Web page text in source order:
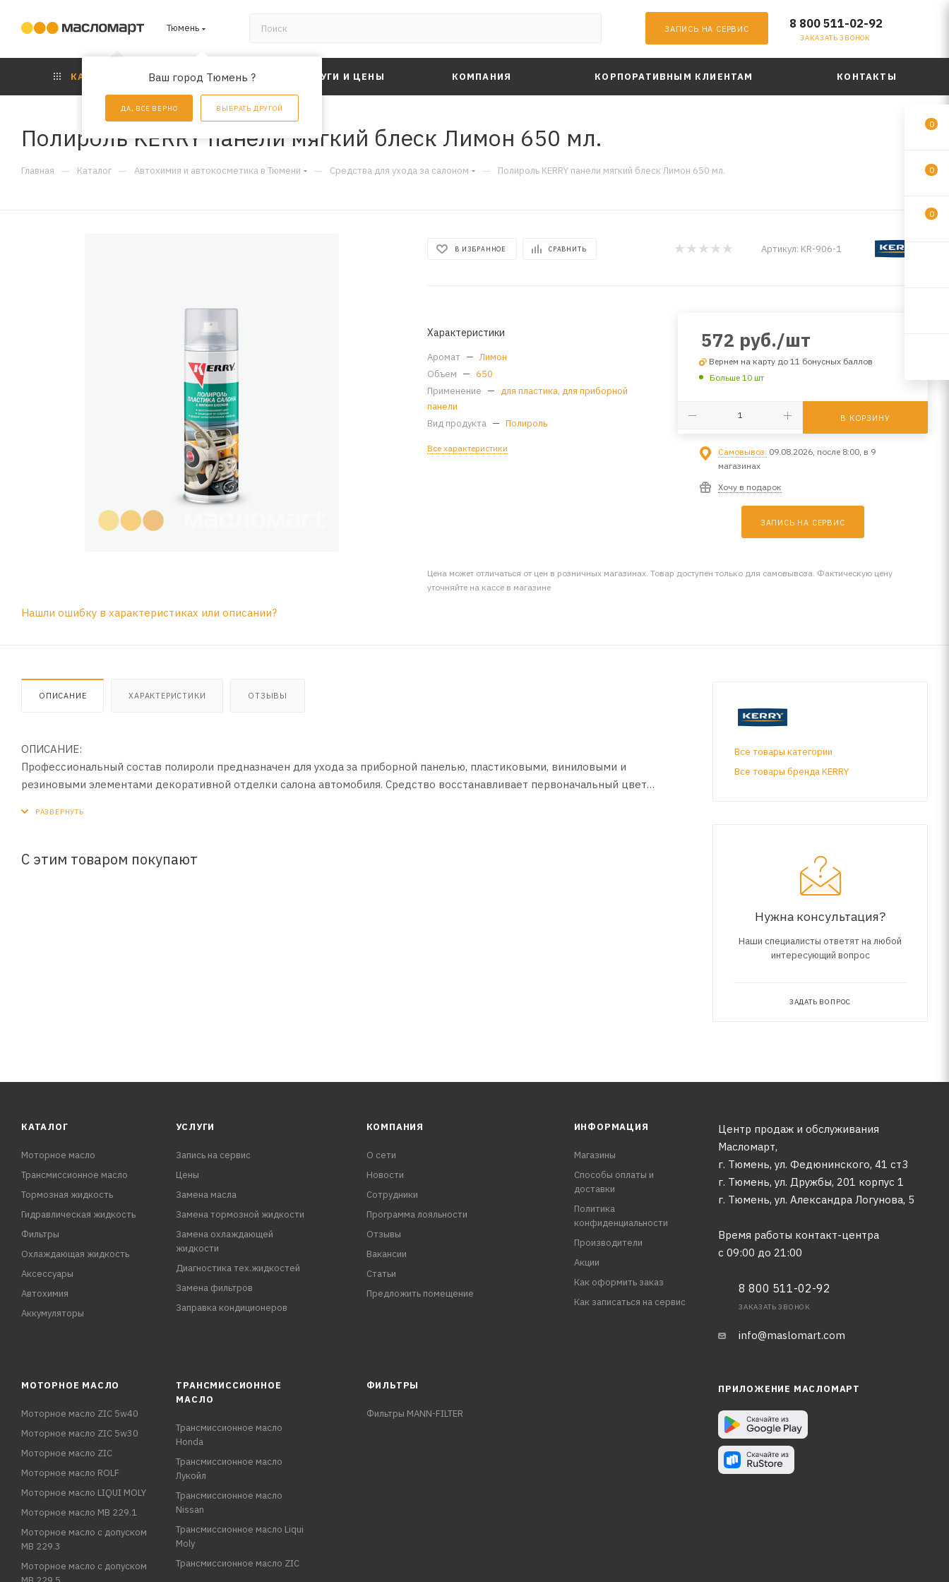
Тюмень
Ваш город Тюмень ?
ДА, ВСЕ ВЕРНО ВЫБРАТЬ ДРУГОЙ
ЗАПИСЬ НА СЕРВИС 8 800 511-02-92
ЗАКАЗАТЬ ЗВОНОК
КАТАЛОГ АКЦИИ УСЛУГИ И ЦЕНЫ КОМПАНИЯ КОРПОРАТИВНЫМ КЛИЕНТАМ КОНТАКТЫ
Полироль KERRY панели мягкий блеск Лимон 650 мл.
Главная — Каталог — Автохимия и автокосметика в Тюмени — Средства для ухода за салоном — Полироль KERRY панели мягкий блеск Лимон 650 мл.
В ИЗБРАННОЕ СРАВНИТЬ Артикул: KR-906-1
Характеристики
Аромат — Лимон
Объем — 650
Применение — для пластика, для приборной
панели
Вид продукта — Полироль
Все характеристики
572 руб./шт
Вернем на карту до 11 бонусных баллов
Больше 10 шт
В КОРЗИНУ
Самовывоз: 09.08.2026, после 8:00, в 9
магазинах
Хочу в подарок
ЗАПИСЬ НА СЕРВИС
Цена может отличаться от цен в розничных магазинах. Товар доступен только для самовывоза. Фактическую цену
уточняйте на кассе в магазине
Нашли ошибку в характеристиках или описании?
ОПИСАНИЕ ХАРАКТЕРИСТИКИ ОТЗЫВЫ
ОПИСАНИЕ:
Профессиональный состав полироли предназначен для ухода за приборной панелью, пластиковыми, виниловыми и
резиновыми элементами декоративной отделки салона автомобиля. Средство восстанавливает первоначальный цвет
С этим товаром покупают
Все товары категории
Все товары бренда KERRY
Нужна консультация?
Наши специалисты ответят на любой
интересующий вопрос
ЗАДАТЬ ВОПРОС
КАТАЛОГ
Моторное масло
Трансмиссионное масло
Тормозная жидкость
Гидравлическая жидкость
Фильтры
Охлаждающая жидкость
Аксессуары
Автохимия
Аккумуляторы
УСЛУГИ
Запись на сервис
Цены
Замена масла
Замена тормозной жидкости
Замена охлаждающей
жидкости
Диагностика тех.жидкостей
Замена фильтров
Заправка кондиционеров
КОМПАНИЯ
О сети
Новости
Сотрудники
Программа лояльности
Отзывы
Вакансии
Статьи
Предложить помещение
ИНФОРМАЦИЯ
Магазины
Способы оплаты и
доставки
Политика
конфиденциальности
Производители
Акции
Как оформить заказ
Как записаться на сервис
Центр продаж и обслуживания
Масломарт,
г. Тюмень, ул. Федюнинского, 41 ст3
г. Тюмень, ул. Дружбы, 201 корпус 1
г. Тюмень, ул. Александра Логунова, 5
Время работы контакт-центра
с 09:00 до 21:00
8 800 511-02-92
ЗАКАЗАТЬ ЗВОНОК
info@maslomart.com
МОТОРНОЕ МАСЛО
Моторное масло ZIC 5w40
Моторное масло ZIC 5w30
Моторное масло ZIC
Моторное масло ROLF
Моторное масло LIQUI MOLY
Моторное масло MB 229.1
Моторное масло с допуском
MB 229.3
Моторное масло с допуском
ТРАНСМИССИОННОЕ
МАСЛО
Трансмиссионное масло
Honda
Трансмиссионное масло
Лукойл
Трансмиссионное масло
Nissan
Трансмиссионное масло Liqui
Moly
Трансмиссионное масло ZIC
ФИЛЬТРЫ
Фильтры MANN-FILTER
ПРИЛОЖЕНИЕ МАСЛОМАРТ
0
0
0